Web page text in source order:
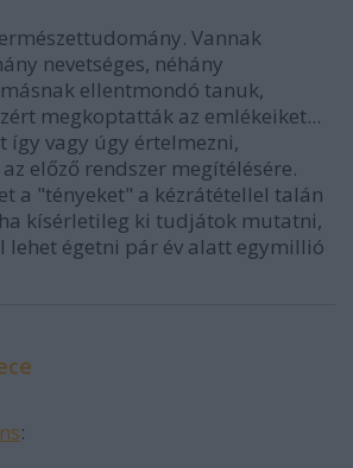
Vannak
nevetséges, néhány
ellentmondó tanuk,
megkoptatták az emlékeiket...
így vagy úgy értelmezni,
előző rendszer megítélésére.
a "tényeket" a kézrátétellel talán
kísérletileg ki tudjátok mutatni,
lehet égetni pár év alatt egymillió
: